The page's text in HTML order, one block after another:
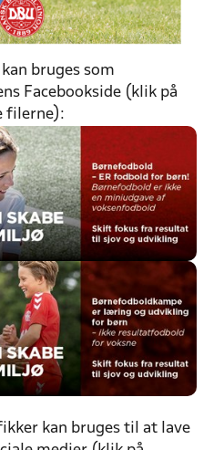
bruges som
Facebookside (klik på
filerne):
kan bruges til at lave